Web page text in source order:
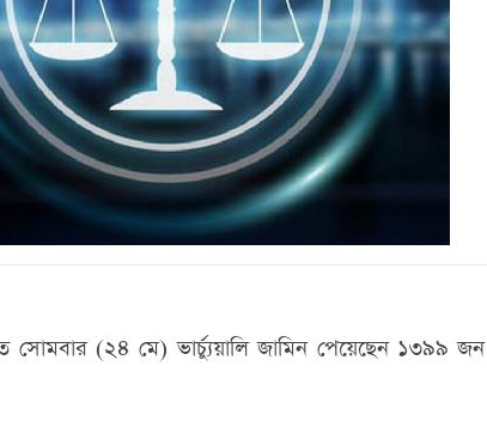
(২৪ মে) ভার্চ্যুয়ালি জামিন পেয়েছেন ১৩৯৯ জন